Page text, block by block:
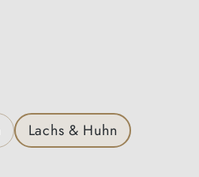
Lachs & Huhn